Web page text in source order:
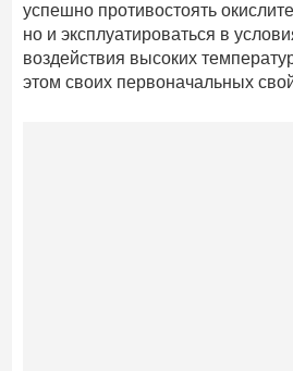
успешно противостоять
но и эксплуатироваться в
воздействия высоких
этом своих первоначальных